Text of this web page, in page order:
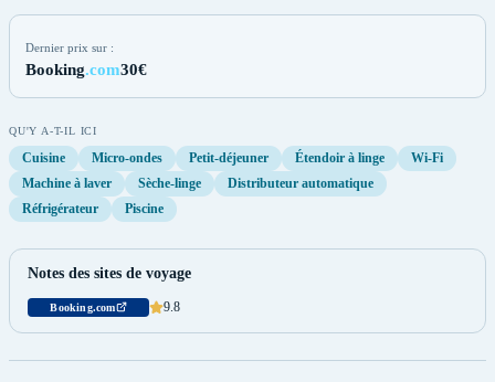
Dernier prix sur :
Booking.com30€
QU'Y A-T-IL ICI
Cuisine Micro-ondes Petit-déjeuner Étendoir à linge
Wi-Fi
Machine à laver
Sèche-linge
Distributeur automatique
Réfrigérateur
Piscine
Notes des sites de voyage
Booking.com 9.8